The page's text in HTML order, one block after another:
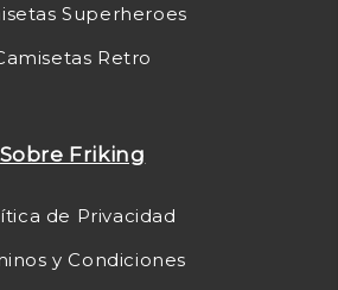
Superheroes
Retro
Sobre Friking
de Privacidad
y Condiciones